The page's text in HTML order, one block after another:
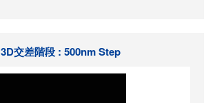
3D交差階段 : 500nm Step